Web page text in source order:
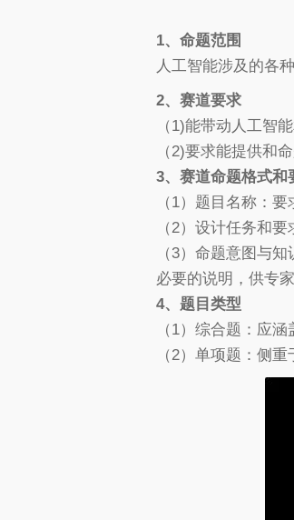
1、命题范围
人工智能涉及的各
2、赛道要求
（1)能带动人工智
（2)要求能提供和
3、赛道命题格式和
（1）题目名称：要
（2）设计任务和
（3）命题意图与
必要的说明，供专
4、题目类型
（1）综合题：应
（2）单项题：侧